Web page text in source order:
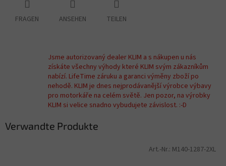
FRAGEN ANSEHEN TEILEN
Jsme autorizovaný dealer KLIM a s nákupen u nás
získáte všechny výhody které KLIM svým zákazníkům
nabízí. LifeTime záruku a garanci výměny zboží po
nehodě. KLIM je dnes nejprodávanější výrobce výbavy
pro motorkáře na celém světě. Jen pozor, na výrobky
KLIM si velice snadno vybudujete závislost. :-D
Verwandte Produkte
Art.-Nr.: M140-1287-2XL